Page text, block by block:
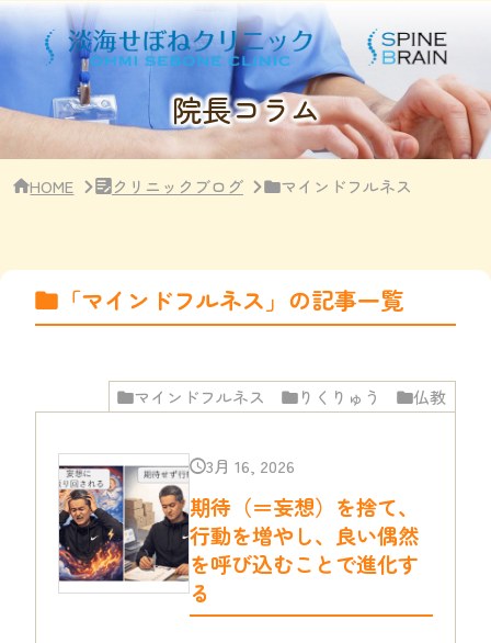
サ
イ
ド
ク
院長コラム
HOME クリニックブログ マインドフルネス
「マインドフルネス」の記事一覧
マインドフルネス りくりゅう 仏教
3月 16, 2026
期待（＝妄想）を捨て、
行動を増やし、良い偶然
を呼び込むことで進化す
る